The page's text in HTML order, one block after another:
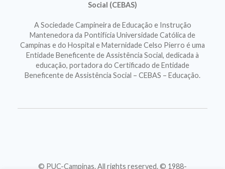
Social (CEBAS)
A Sociedade Campineira de Educação e Instrução
Mantenedora da Pontifícia Universidade Católica de
Campinas e do Hospital e Maternidade Celso Pierro é uma
Entidade Beneficente de Assistência Social, dedicada à
educação, portadora do Certificado de Entidade
Beneficente de Assistência Social – CEBAS – Educação.
© PUC-Campinas. All rights reserved. © 1988-